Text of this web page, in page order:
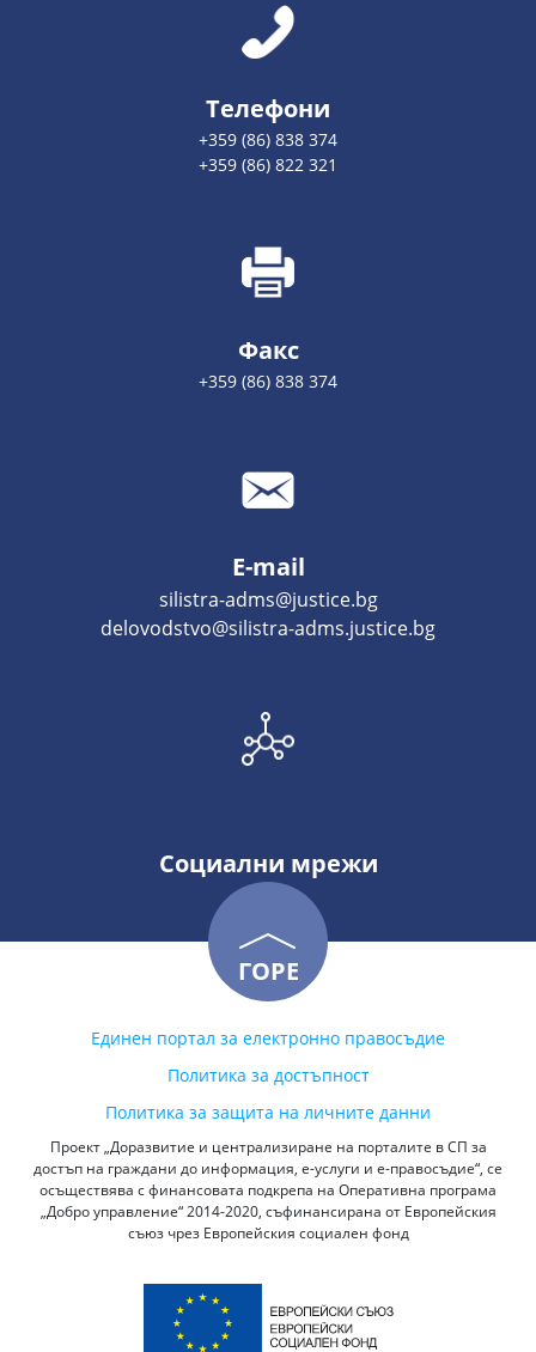
Телефони
+359 (86) 838 374
+359 (86) 822 321
Факс
+359 (86) 838 374
E-mail
silistra-adms@justice.bg
delovodstvo@silistra-adms.justice.bg
Социални мрежи
ГОРЕ
Единен портал за електронно правосъдие
Политика за достъпност
Политика за защита на личните данни
Проект „Доразвитие и централизиране на порталите в СП за
достъп на граждани до информация, е-услуги и е-правосъдие“, се
осъществява с финансовата подкрепа на Оперативна програма
„Добро управление“ 2014-2020, съфинансирана от Европейския
съюз чрез Европейския социален фонд